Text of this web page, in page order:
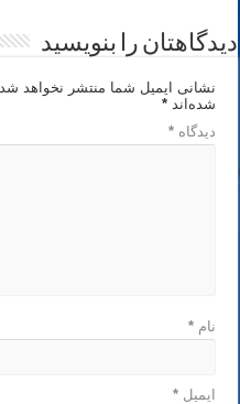
دیدگاهتان را بنویسید
نشانی ایمیل شما منتشر نخواهد شد.
شده‌اند*
دیدگاه*
نام*
ایمیل*